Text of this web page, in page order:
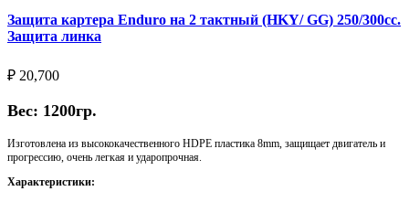
Защита картера Enduro на 2 тактный (HKY/ GG) 250/300cc.
Защита линка
₽ 20,700
Вес: 1200гр.
Изготовлена из высококачественного HDPE пластика 8mm, защищает двигатель и
прогрессию, очень легкая и ударопрочная.
Характеристики: